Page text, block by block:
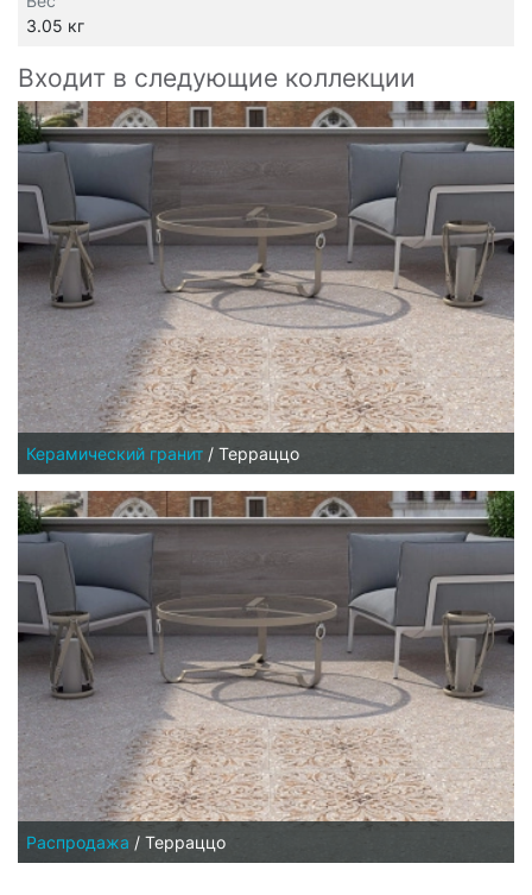
3.05 кг
Входит в следующие коллекции
Керамический гранит / Терраццо
Распродажа / Терраццо